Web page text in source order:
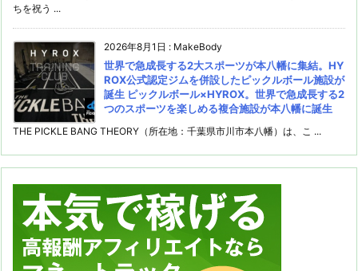
ちを祝う ...
2026年8月1日 : MakeBody
世界で急成長する2大スポーツが本八幡に集結。HY
ROX公式認定ジムを併設したピックルボール施設が
誕生 ピックルボール×HYROX。世界で急成長する2
つのスポーツを楽しめる複合施設が本八幡に誕生
THE PICKLE BANG THEORY（所在地：千葉県市川市本八幡）は、こ ...